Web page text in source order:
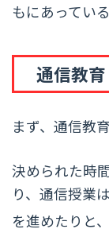
もにあってい
通信教
まず、通信教
決められた時
り、通信授業
を進めたりと、